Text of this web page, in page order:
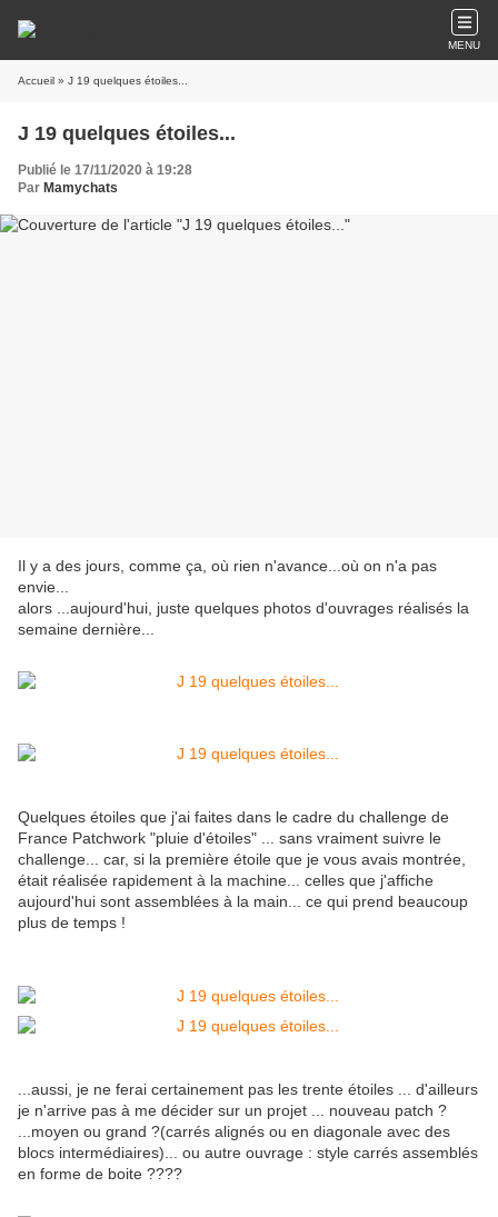
MENU
Accueil » J 19 quelques étoiles...
J 19 quelques étoiles...
Publié le 17/11/2020 à 19:28
Par Mamychats
Il y a des jours, comme ça, où rien n'avance...où on n'a pas
envie...
alors ...aujourd'hui, juste quelques photos d'ouvrages réalisés la
semaine dernière...
Quelques étoiles que j'ai faites dans le cadre du challenge de
France Patchwork "pluie d'étoiles" ... sans vraiment suivre le
challenge... car, si la première étoile que je vous avais montrée,
était réalisée rapidement à la machine... celles que j'affiche
aujourd'hui sont assemblées à la main... ce qui prend beaucoup
plus de temps !
...aussi, je ne ferai certainement pas les trente étoiles ... d'ailleurs
je n'arrive pas à me décider sur un projet ... nouveau patch ?
...moyen ou grand ?(carrés alignés ou en diagonale avec des
blocs intermédiaires)... ou autre ouvrage : style carrés assemblés
en forme de boite ????